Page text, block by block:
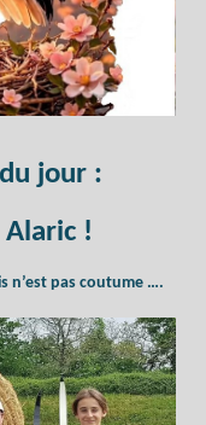
jour :
!
n’est pas coutume ….